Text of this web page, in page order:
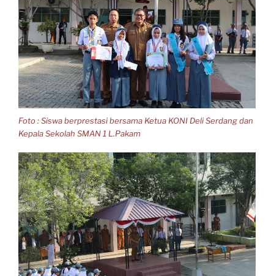
Foto : Siswa berprestasi bersama Ketua KONI Deli Serdang dan
Kepala Sekolah SMAN 1 L.Pakam